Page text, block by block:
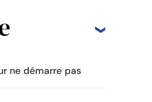
ne démarre pas